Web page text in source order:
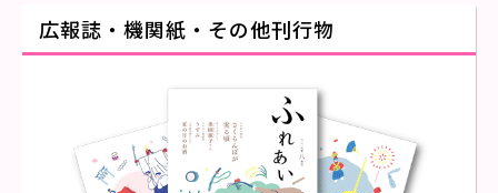
広報誌・機関紙・その他刊行物